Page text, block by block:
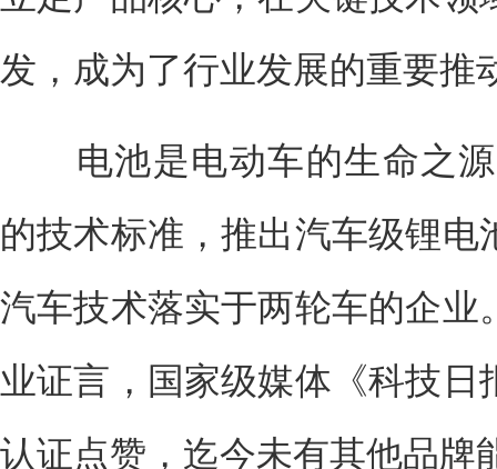
发，成为了行业发展的重要推
电池是电动车的生命之源
的技术标准，推出汽车级锂
汽车技术落实于两轮车的企业
业证言，国家级媒体《科技
认证点赞，迄今未有其他品牌